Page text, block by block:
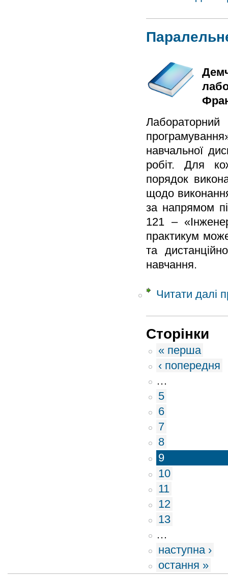
навчальної
робіт. Для
порядок
щодо
за напрямом
121 –
практикум
та
навчання.
Читати далі
Сторінки
« перша
‹ попередня
…
5
6
7
8
9
10
11
12
13
…
наступна ›
остання »